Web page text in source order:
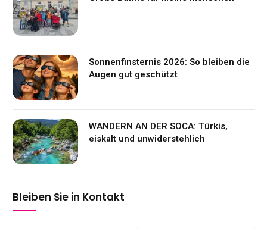
Sonnenfinsternis 2026: So bleiben die
Augen gut geschützt
WANDERN AN DER SOCA: Türkis,
eiskalt und unwiderstehlich
Bleiben Sie in Kontakt